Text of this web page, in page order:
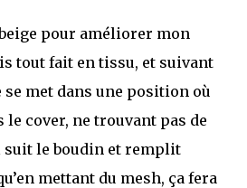
pour améliorer mon
tout fait en tissu, et suivant
se met dans une position où
le cover, ne trouvant pas de
suit le boudin et remplit
mettant du mesh, ça fera